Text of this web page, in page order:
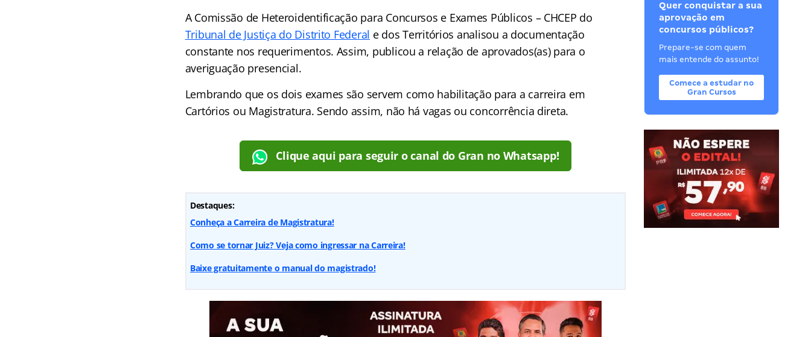
A Comissão de Heteroidentificação para Concursos e Exames Públicos – CHCEP do
Tribunal de Justiça do Distrito Federal e dos Territórios analisou a documentação
constante nos requerimentos. Assim, publicou a relação de aprovados(as) para o
averiguação presencial.
Lembrando que os dois exames são servem como habilitação para a carreira em
Cartórios ou Magistratura. Sendo assim, não há vagas ou concorrência direta.
Clique aqui para seguir o canal do Gran no Whatsapp!
Destaques:
Conheça a Carreira de Magistratura!
Como se tornar Juiz? Veja como ingressar na Carreira!
Baixe gratuitamente o manual do magistrado!
Quer conquistar a sua
aprovação em
concursos públicos?
Prepare-se com quem
mais entende do assunto!
Comece a estudar no
Gran Cursos